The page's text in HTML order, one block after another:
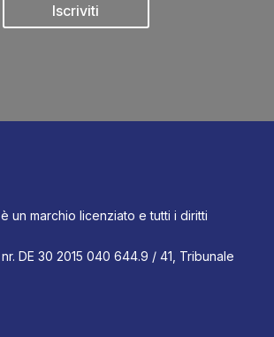
Iscriviti
un marchio licenziato e tutti i diritti
DE 30 2015 040 644.9 / 41, Tribunale